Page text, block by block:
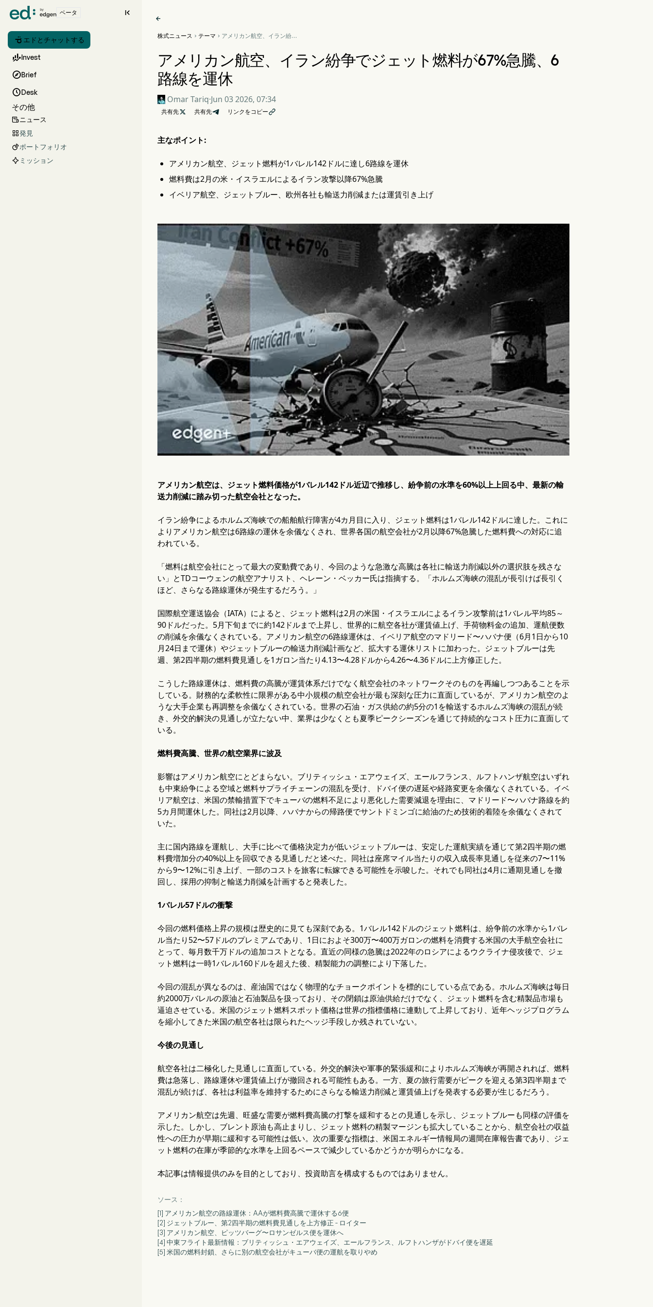
ベータ 
 エドとチャットする
Invest
Brief
Desk
その他
ニュース
発見
ポートフォリオ
ミッション

株式ニュース  テーマ  アメリカン航空、イラン紛争
騰、6路線を運休
アメリカン航空、イラン紛争でジェット燃料が67%急騰、6
路線を運休
Omar Tariq·Jun 03 2026, 07:34
共有先 共有先 リンクをコピー
主なポイント:
アメリカン航空、ジェット燃料が1バレル142ドルに達し6路線を運休
燃料費は2月の米・イスラエルによるイラン攻撃以降67%急騰
イベリア航空、ジェットブルー、欧州各社も輸送力削減または運賃引き上げ
アメリカン航空は、ジェット燃料価格が1バレル142ドル近辺で推移し、紛争前の水準を60%以上上回る中、最新の輸
送力削減に踏み切った航空会社となった。
イラン紛争によるホルムズ海峡での船舶航行障害が4カ月目に入り、ジェット燃料は1バレル142ドルに達した。これに
よりアメリカン航空は6路線の運休を余儀なくされ、世界各国の航空会社が2月以降67%急騰した燃料費への対応に追
われている。
「燃料は航空会社にとって最大の変動費であり、今回のような急激な高騰は各社に輸送力削減以外の選択肢を残さな
い」とTDコーウェンの航空アナリスト、ヘレーン・ベッカー氏は指摘する。「ホルムズ海峡の混乱が長引けば長引く
ほど、さらなる路線運休が発生するだろう。」
国際航空運送協会（IATA）によると、ジェット燃料は2月の米国・イスラエルによるイラン攻撃前は1バレル平均85～
90ドルだった。5月下旬までに約142ドルまで上昇し、世界的に航空各社が運賃値上げ、手荷物料金の追加、運航便数
の削減を余儀なくされている。アメリカン航空の6路線運休は、イベリア航空のマドリード〜ハバナ便（6月1日から10
月24日まで運休）やジェットブルーの輸送力削減計画など、拡大する運休リストに加わった。ジェットブルーは先
週、第2四半期の燃料費見通しを1ガロン当たり4.13〜4.28ドルから4.26〜4.36ドルに上方修正した。
こうした路線運休は、燃料費の高騰が運賃体系だけでなく航空会社のネットワークそのものを再編しつつあることを示
している。財務的な柔軟性に限界がある中小規模の航空会社が最も深刻な圧力に直面しているが、アメリカン航空のよ
うな大手企業も再調整を余儀なくされている。世界の石油・ガス供給の約5分の1を輸送するホルムズ海峡の混乱が続
き、外交的解決の見通しが立たない中、業界は少なくとも夏季ピークシーズンを通じて持続的なコスト圧力に直面して
いる。
燃料費高騰、世界の航空業界に波及
影響はアメリカン航空にとどまらない。ブリティッシュ・エアウェイズ、エールフランス、ルフトハンザ航空はいずれ
も中東紛争による空域と燃料サプライチェーンの混乱を受け、ドバイ便の遅延や経路変更を余儀なくされている。イベ
リア航空は、米国の禁輸措置下でキューバの燃料不足により悪化した需要減退を理由に、マドリード〜ハバナ路線を約
5カ月間運休した。同社は2月以降、ハバナからの帰路便でサントドミンゴに給油のため技術的着陸を余儀なくされて
いた。
主に国内路線を運航し、大手に比べて価格決定力が低いジェットブルーは、安定した運航実績を通じて第2四半期の燃
料費増加分の40%以上を回収できる見通しだと述べた。同社は座席マイル当たりの収入成長率見通しを従来の7〜11%
から9〜12%に引き上げ、一部のコストを旅客に転嫁できる可能性を示唆した。それでも同社は4月に通期見通しを撤
回し、採用の抑制と輸送力削減を計画すると発表した。
1バレル57ドルの衝撃
今回の燃料価格上昇の規模は歴史的に見ても深刻である。1バレル142ドルのジェット燃料は、紛争前の水準から1バレ
ル当たり52〜57ドルのプレミアムであり、1日におよそ300万〜400万ガロンの燃料を消費する米国の大手航空会社に
とって、毎月数千万ドルの追加コストとなる。直近の同様の急騰は2022年のロシアによるウクライナ侵攻後で、ジェ
ット燃料は一時1バレル160ドルを超えた後、精製能力の調整により下落した。
今回の混乱が異なるのは、産油国ではなく物理的なチョークポイントを標的にしている点である。ホルムズ海峡は毎日
約2000万バレルの原油と石油製品を扱っており、その閉鎖は原油供給だけでなく、ジェット燃料を含む精製品市場も
逼迫させている。米国のジェット燃料スポット価格は世界の指標価格に連動して上昇しており、近年ヘッジプログラム
を縮小してきた米国の航空各社は限られたヘッジ手段しか残されていない。
今後の見通し
航空各社は二極化した見通しに直面している。外交的解決や軍事的緊張緩和によりホルムズ海峡が再開されれば、燃料
費は急落し、路線運休や運賃値上げが撤回される可能性もある。一方、夏の旅行需要がピークを迎える第3四半期まで
混乱が続けば、各社は利益率を維持するためにさらなる輸送力削減と運賃値上げを発表する必要が生じるだろう。
アメリカン航空は先週、旺盛な需要が燃料費高騰の打撃を緩和するとの見通しを示し、ジェットブルーも同様の評価を
示した。しかし、ブレント原油も高止まりし、ジェット燃料の精製マージンも拡大していることから、航空会社の収益
性への圧力が早期に緩和する可能性は低い。次の重要な指標は、米国エネルギー情報局の週間在庫報告書であり、ジェ
ット燃料の在庫が季節的な水準を上回るペースで減少しているかどうかが明らかになる。
本記事は情報提供のみを目的としており、投資助言を構成するものではありません。
ソース：
[1] アメリカン航空の路線運休：AAが燃料費高騰で運休する6便
[2] ジェットブルー、第2四半期の燃料費見通しを上方修正 - ロイター
[3] アメリカン航空、ピッツバーグ〜ロサンゼルス便を運休へ
[4] 中東フライト最新情報：ブリティッシュ・エアウェイズ、エールフランス、ルフトハンザがドバイ便を遅延
[5] 米国の燃料封鎖、さらに別の航空会社がキューバ便の運航を取りやめ